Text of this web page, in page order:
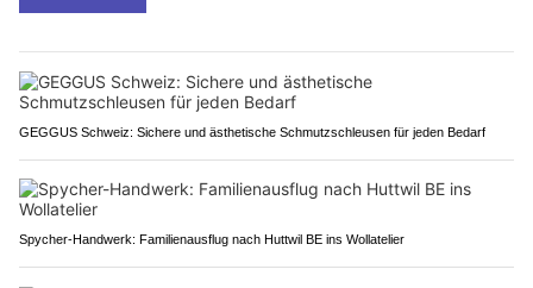
GEGGUS Schweiz: Sichere und ästhetische Schmutzschleusen für jeden Bedarf
Spycher-Handwerk: Familienausflug nach Huttwil BE ins Wollatelier